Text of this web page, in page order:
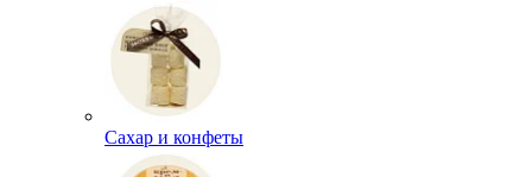
Сахар и конфеты